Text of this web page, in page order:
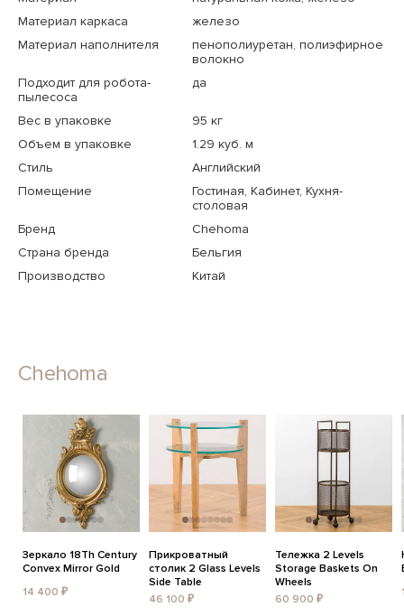
Материал каркаса
железо
Материал наполнителя
пенополиуретан, полиэфирное
волокно
Подходит для робота-
пылесоса
да
Вес в упаковке
95 кг
Объем в упаковке
1.29 куб. м
Стиль
Английский
Помещение
Гостиная, Кабинет, Кухня-
столовая
Бренд
Chehoma
Страна бренда
Бельгия
Производство
Китай
Chehoma
Зеркало 18Th Century
Convex Mirror Gold
14 400 ₽
Прикроватный
столик 2 Glass Levels
Side Table
46 100 ₽
Тележка 2 Levels
Storage Baskets On
Wheels
60 900 ₽